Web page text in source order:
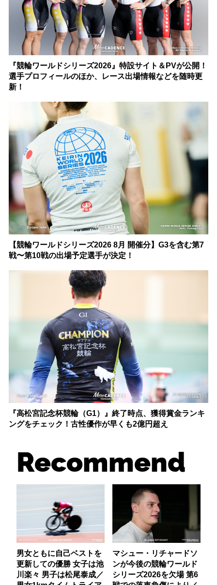
『競輪ワールドシリーズ2026』特設サイト＆PVが公開！
選手プロフィールのほか、レース出場情報などを随時更
新！
【競輪ワールドシリーズ2026 8月 開催分】G3を含む第7
戦〜第10戦の出場予定選手が決定！
『高松宮記念杯競輪（G1）』終了時点、獲得賞金ランキ
ングをチェック！古性優作が早くも2億円超え
Recommend
男女ともに自己ベストを
更新しての優勝 女子は池
川楽々 男子は松尾泰成／
マシュー・リチャードソ
ンが今後の競輪ワールド
シリーズ2026を欠場 第6